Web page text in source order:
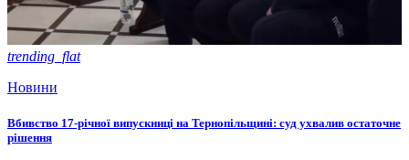
trending_flat
Новини
Вбивство 17-річної випускниці на Тернопільщині: суд ухвалив остаточне
рішення